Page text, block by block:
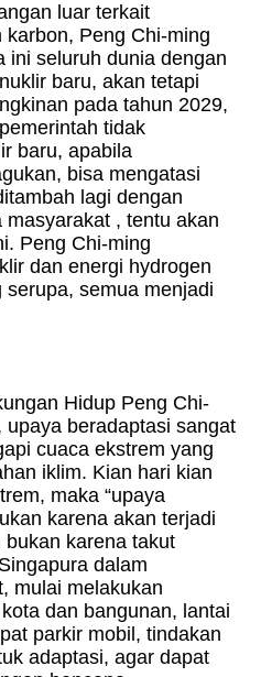
luar terkait
Peng Chi-ming
ini seluruh dunia dengan
baru, akan tetapi
pada tahun 2029,
tidak
baru, apabila
bisa mengatasi
lagi dengan
, tentu akan
Peng Chi-ming
dan energi hydrogen
semua menjadi
Hidup Peng Chi-
beradaptasi sangat
cuaca ekstrem yang
iklim. Kian hari kian
maka “upaya
karena akan terjadi
bukan karena takut
dalam
mulai melakukan
dan bangunan, lantai
parkir mobil, tindakan
adaptasi, agar dapat